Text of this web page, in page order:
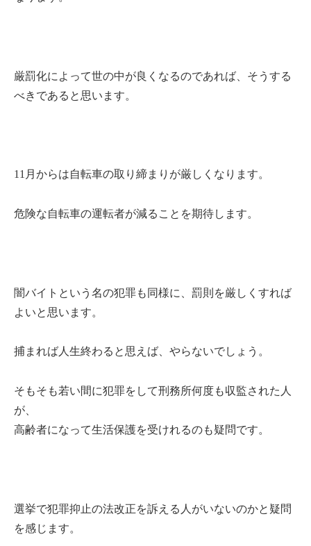
厳罰化によって世の中が良くなるのであれば、そうする
べきであると思います。
11月からは自転車の取り締まりが厳しくなります。
危険な自転車の運転者が減ることを期待します。
闇バイトという名の犯罪も同様に、罰則を厳しくすれば
よいと思います。
捕まれば人生終わると思えば、やらないでしょう。
そもそも若い間に犯罪をして刑務所何度も収監された人
が、
高齢者になって生活保護を受けれるのも疑問です。
選挙で犯罪抑止の法改正を訴える人がいないのかと疑問
を感じます。